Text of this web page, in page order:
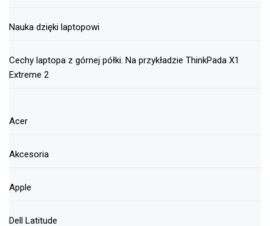
Nauka dzięki laptopowi
Cechy laptopa z górnej półki. Na przykładzie ThinkPada X1
Extreme 2
Acer
Akcesoria
Apple
Dell Latitude